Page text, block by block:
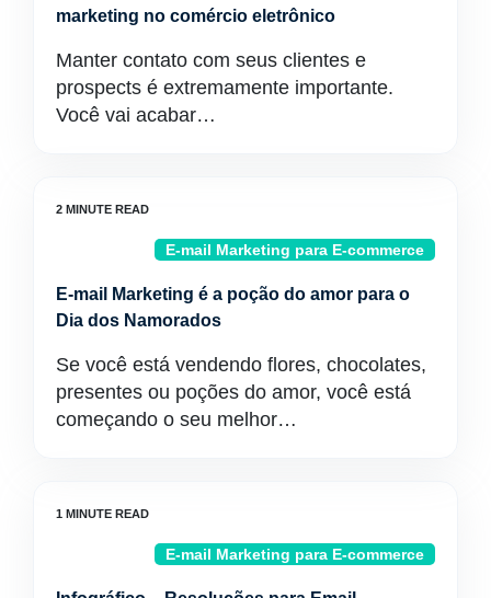
marketing no comércio eletrônico
Manter contato com seus clientes e
prospects é extremamente importante.
Você vai acabar…
E-mail Marketing para E-commerce
E-mail Marketing é a poção do amor para o
Dia dos Namorados
Se você está vendendo flores, chocolates,
presentes ou poções do amor, você está
começando o seu melhor…
E-mail Marketing para E-commerce